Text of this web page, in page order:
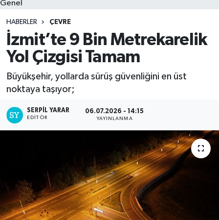
Genel
HABERLER ÇEVRE
İzmit’te 9 Bin Metrekarelik
Yol Çizgisi Tamam
Büyükşehir, yollarda sürüş güvenliğini en üst
noktaya taşıyor;
SERPİL YARAR
EDITÖR
06.07.2026 - 14:15
YAYINLANMA